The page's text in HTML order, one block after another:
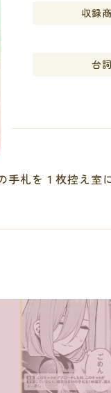
収録
台詞
手札を１枚控え